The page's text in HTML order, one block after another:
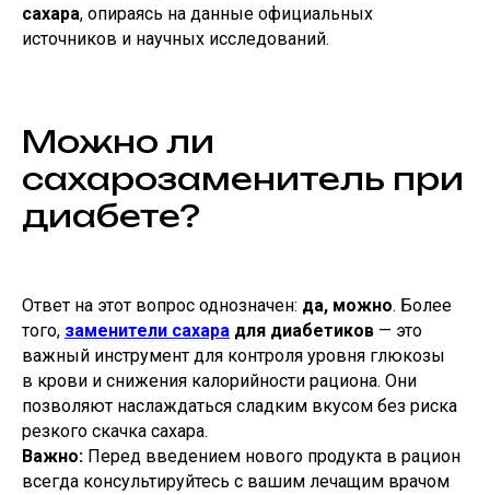
сахара, опираясь на данные официальных
источников и научных исследований.
Можно ли
сахарозаменитель при
диабете?
Ответ на этот вопрос однозначен: да, можно. Более
того, заменители сахара для диабетиков — это
важный инструмент для контроля уровня глюкозы
в крови и снижения калорийности рациона. Они
позволяют наслаждаться сладким вкусом без риска
резкого скачка сахара.
Важно: Перед введением нового продукта в рацион
всегда консультируйтесь с вашим лечащим врачом